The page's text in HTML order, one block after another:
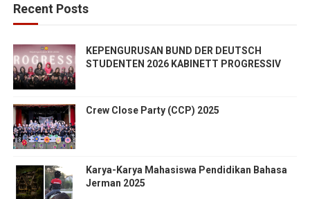
Recent Posts
KEPENGURUSAN BUND DER DEUTSCH
STUDENTEN 2026 KABINETT PROGRESSIV
Crew Close Party (CCP) 2025
Karya-Karya Mahasiswa Pendidikan Bahasa
Jerman 2025